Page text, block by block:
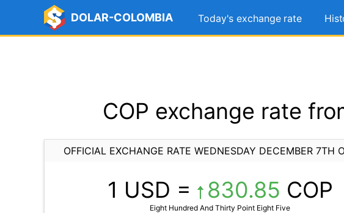
DOLAR-COLOMBIA Today's exchange rate
COP exchange rate
OFFICIAL EXCHANGE RATE WEDNESDAY DECEMBER 7TH
1 USD = 830.85 COP
Eight Hundred And Thirty Point Eight Five